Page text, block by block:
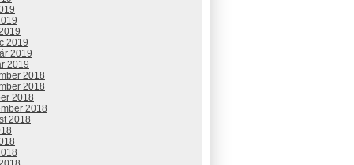
2019
2019
2019
2018
2018
2018
2018
2018